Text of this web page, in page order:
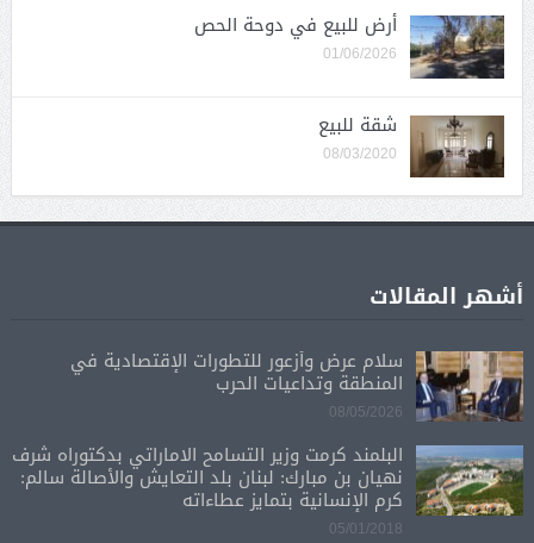
أرض للبيع في دوحة الحص
01/06/2026
شقة للبيع
08/03/2020
أشهر المقالات
سلام عرض وأزعور للتطورات الإقتصادية في
المنطقة وتداعيات الحرب
08/05/2026
البلمند كرمت وزير التسامح الاماراتي بدكتوراه شرف
نهيان بن مبارك: لبنان بلد التعايش والأصالة سالم:
كرم الإنسانية بتمايز عطاءاته
05/01/2018